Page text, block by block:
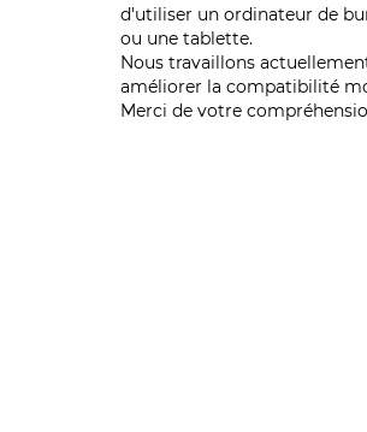
d'utiliser un ordinateur de
ou une tablette.
Nous travaillons
améliorer la compatibilité
Merci de votre